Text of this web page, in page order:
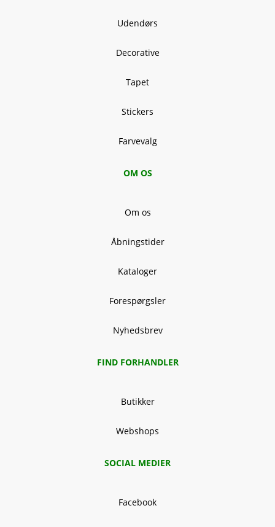
Udendørs
Decorative
Tapet
Stickers
Farvevalg
OM OS
Om os
Åbningstider
Kataloger
Forespørgsler
Nyhedsbrev
FIND FORHANDLER
Butikker
Webshops
SOCIAL MEDIER
Facebook